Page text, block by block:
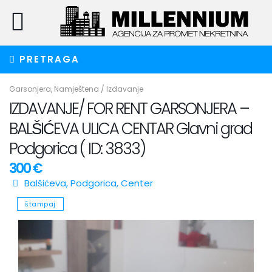
PRETRAGA
Garsonjera, Namještena / Izdavanje
IZDAVANJE/ FOR RENT GARSONJERA –
BALŠIĆEVA ULICA CENTAR Glavni grad
Podgorica ( ID: 3833)
300 €
Balšićeva,Podgorica,Center
štampaj